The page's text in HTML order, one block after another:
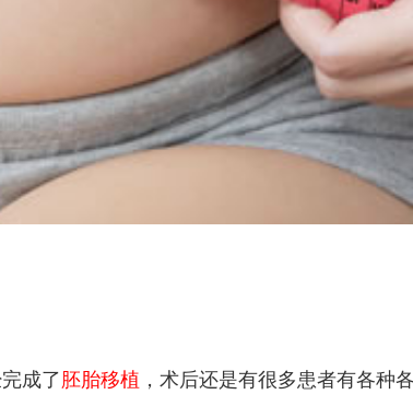
成了胚胎移植 ，术后还是有很多患者有各种